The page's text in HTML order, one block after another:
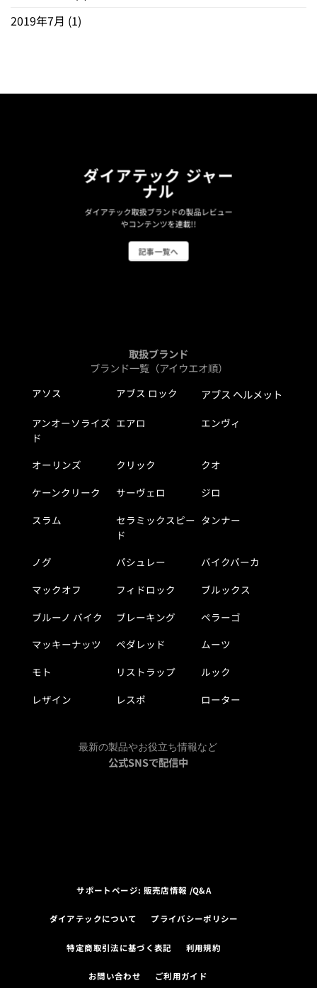
2019年7月 (1)
ダイアテック ジャー
ナル
ダイアテック取扱ブランドの製品レビュー
やコンテンツを連載!!
記事一覧へ
取扱ブランド
ブランド一覧（アイウエオ順）
アソス アブス ロック アブス ヘルメット
アンオーソライズ
ド
エアロ エンヴィ
オーリンズ クリック
クオ
ケーンクリーク
サーヴェロ
ジロ
スラム
セラミックスピー
ド
タンナー
ノグ パシュレー
バイクパーカ
マックオフ
フィドロック
ブルックス
ブルーノ バイク
ブレーキング
ペラーゴ
マッキーナッツ
ペダレッド
ムーツ
モト
リストラップ
ルック
レザイン
レスポ ローター
最新の製品やお役立ち情報など
公式SNSで配信中
サポートページ: 販売店情報 /Q&A
ダイアテックについて プライバシーポリシー
特定商取引法に基づく表記 利用規約
お問い合わせ ご利用ガイド